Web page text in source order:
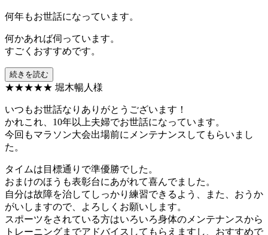
何年もお世話になっています。
何かあれば伺っています。
すごくおすすめです。
続きを読む
★★★★★ 堀木暢人様
いつもお世話なりありがとうございます！
かれこれ、10年以上夫婦でお世話になっています。
今回もマラソン大会出場前にメンテナンスしてもらいまし
た。
タイムは目標通りで準優勝でした。
おまけのほうも表彰台にあがれて喜んでました。
自分は故障を治してしっかり練習できるよう、また、おうか
がいしますので、よろしくお願いします。
スポーツをされている方はいろいろ身体のメンテナンスから
トレーニングまでアドバイスしてもらえますし、おすすめで